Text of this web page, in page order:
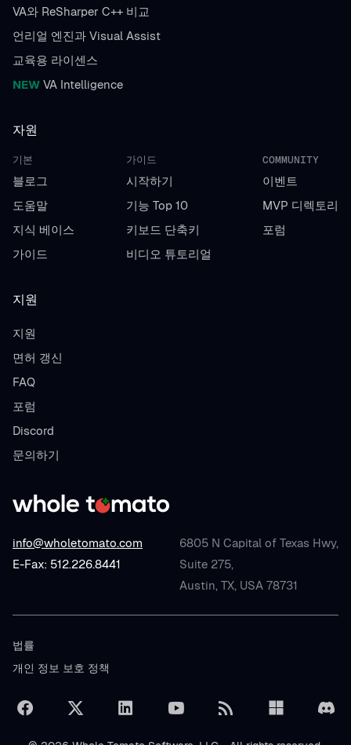
info@wholetomato.com
E-Fax: 512.226.8441
6805 N Capital of Texas Hwy,
Suite 275,
Austin, TX, USA 78731
VA와 ReSharper C++ 비교
언리얼 엔진과 Visual Assist
교육용 라이센스
NEW VA Intelligence
자원
기본
블로그
도움말
지식 베이스
가이드
가이드
시작하기
기능 Top 10
키보드 단축키
비디오 튜토리얼
COMMUNITY
이벤트
MVP 디렉토리
포럼
지원
지원
면허 갱신
FAQ
포럼
Discord
문의하기
법률
개인 정보 보호 정책